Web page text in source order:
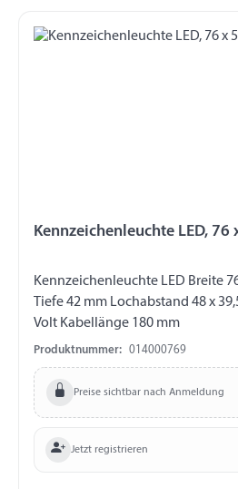
Kennzeichenleuchte LED, 76
Kennzeichenleuchte LED Breite
Tiefe 42 mm Lochabstand 48 x
Volt Kabellänge 180 mm
Produktnummer: 014000769
Preise sichtbar nach Anmeldung
Jetzt registrieren